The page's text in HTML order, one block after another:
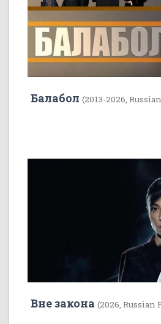
Балабол (2013-2026,
Вне закона (2026, Russian